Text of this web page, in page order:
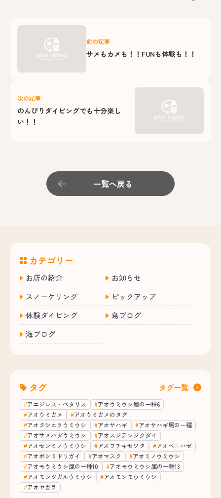
前の記事
サメもカメも！！FUNも体験も！！
次の記事
のんびりダイビングでも十分楽し
い！！
一覧へ戻る
カテゴリー
お店の紹介
お知らせ
スノーケリング
ピックアップ
体験ダイビング
島ブログ
海ブログ
タグ タグ一覧
アエジレス・ペタリス
アオウミウシ属の一種6
アオウミガメ
アオウミガメのタグ
アオクシエラウミウシ
アオサハギ
アオサハギ属の一種
アオサメハダウミウシ
アオスジテンジクダイ
アオセンミノウミウシ
アオフチキセワタ
アオベニハゼ
アオボシミドリガイ
アオマスク
アオミノウミウシ
アオモウミウシ属の一種10
アオモウミウシ属の一種13
アオモンツガルウミウシ
アオモンモウミウシ
アオヤガラ